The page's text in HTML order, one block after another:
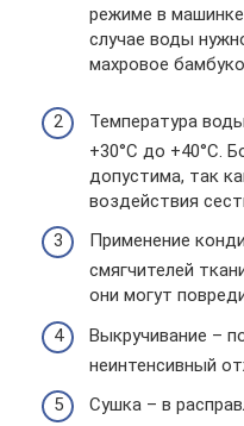
режиме в
случае воды
махровое
Температура
+30°С до +40°С.
допустима, так
воздействия
Применение
смягчителей
они могут
Выкручивание –
неинтенсивный
Сушка – в